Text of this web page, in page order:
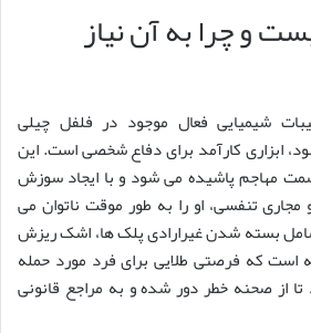
و چرا به آن نیاز
شیمیایی فعال موجود در فلفل چیلی
ابزاری کارآمد برای دفاع شخصی است. این
مهاجم پاشیده می شود و با ایجاد سوزش
تنفسی، او را به طور موقت ناتوان می
بسته شدن غیرارادی پلک ها، اشک ریزش
که فرصتی طلایی برای فرد مورد حمله
از صحنه خطر دور شده و به مراجع قانونی